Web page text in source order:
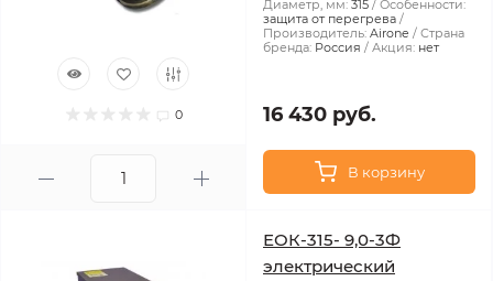
0
Диаметр, мм: 315
Особенности:
защита от перегрева
Производитель: Airone
Страна
бренда: Россия Акция: нет
16 430 руб.
В корзину
ЕОК-315- 9,0-3Ф
электрический